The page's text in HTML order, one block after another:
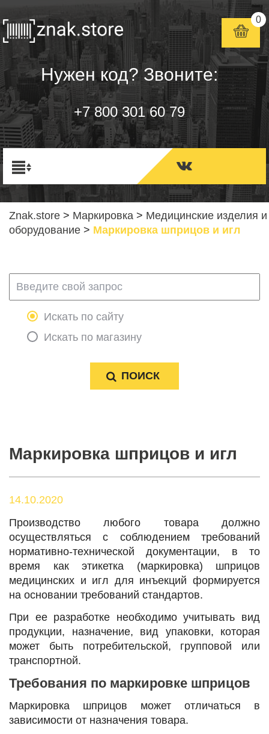
Нужен код? Звоните:
+7 800 301 60 79
0
Znak.store > Маркировка > Медицинские изделия и
оборудование > Маркировка шприцов и игл
Искать по сайту
Искать по магазину
Маркировка шприцов и игл
14.10.2020
Производство любого товара должно
осуществляться с соблюдением требований
нормативно-технической документации, в то
время как этикетка (маркировка) шприцов
медицинских и игл для инъекций формируется
на основании требований стандартов.
При ее разработке необходимо учитывать вид
продукции, назначение, вид упаковки, которая
может быть потребительской, групповой или
транспортной.
Требования по маркировке шприцов
Маркировка шприцов может отличаться в
зависимости от назначения товара.